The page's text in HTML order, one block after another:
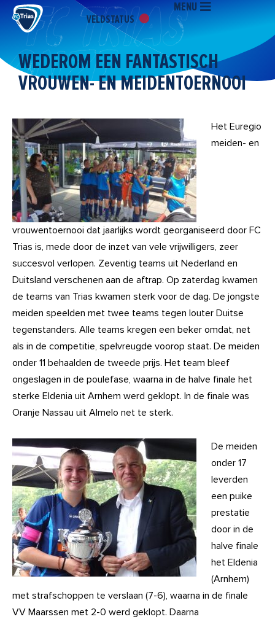
naar
inhoud
VELDSTATUS
MENU
WEDEROM EEN FANTASTISCH
VROUWEN- EN MEIDENTOERNOOI
Het Euregio
meiden- en
vrouwentoernooi dat jaarlijks wordt georganiseerd door FC
Trias is, mede door de inzet van vele vrijwilligers, zeer
succesvol verlopen. Zeventig teams uit Nederland en
Duitsland verschenen aan de aftrap. Op zaterdag kwamen
de teams van Trias kwamen sterk voor de dag. De jongste
meiden speelden met twee teams tegen louter Duitse
tegenstanders. Alle teams kregen een beker omdat, net
als in de competitie, spelvreugde voorop staat. De meiden
onder 11 behaalden de tweede prijs. Het team bleef
ongeslagen in de poulefase, waarna in de halve finale het
sterke Eldenia uit Arnhem werd geklopt. In de finale was
Oranje Nassau uit Almelo net te sterk.
De meiden
onder 17
leverden
een puike
prestatie
door in de
halve finale
het Eldenia
(Arnhem)
met strafschoppen te verslaan (7-6), waarna in de finale
VV Maarssen met 2-0 werd geklopt. Daarna